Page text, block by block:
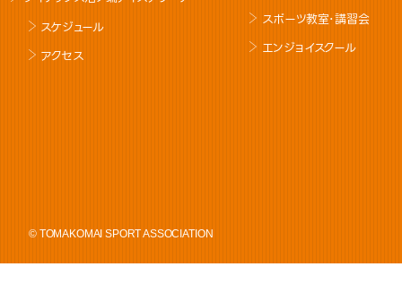
スケジュール
アクセス
スポーツ教室･講習会
エンジョイスクール
© TOMAKOMAI SPORT ASSOCIATION